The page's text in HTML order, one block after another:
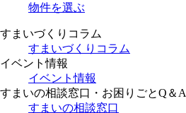
物件を選ぶ
すまいづくりコラム
すまいづくりコラム
イベント情報
イベント情報
すまいの相談窓口・お困りごとQ＆A
すまいの相談窓口